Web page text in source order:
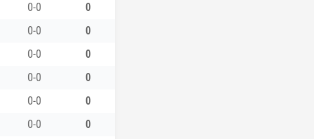
0-0
0
0-0
0
0-0
0
0-0
0
0-0
0
0-0
0